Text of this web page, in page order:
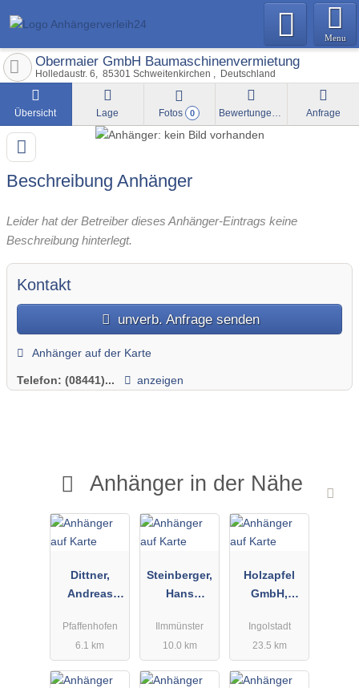
Menu
Obermaier GmbH Baumaschinenvermietung
Holledaustr. 6 85301 Schweitenkirchen Deutschland
Übersicht Lage Fotos 0 Bewertungen Anfrage
Beschreibung Anhänger
Leider hat der Betreiber dieses Anhänger-Eintrags keine
Beschreibung hinterlegt.
Kontakt
unverb. Anfrage senden
Anhänger auf der Karte
Telefon: (08441)... anzeigen
Anhänger in der Nähe
Dittner,
Andreas
ehörhandel
Pfaffenhofen
6.1 km
Steinberger,
Hans
Ilmmünster
10.0 km
Holzapfel
GmbH,
Ingolstadt
23.5 km